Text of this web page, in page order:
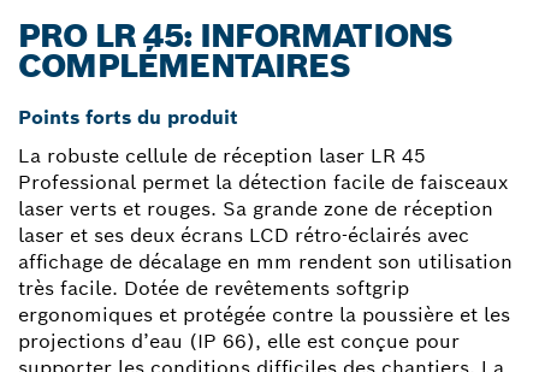
PRO LR 45: INFORMATIONS
COMPLÉMENTAIRES
Points forts du produit
La robuste cellule de réception laser LR 45
Professional permet la détection facile de faisceaux
laser verts et rouges. Sa grande zone de réception
laser et ses deux écrans LCD rétro-éclairés avec
affichage de décalage en mm rendent son utilisation
très facile. Dotée de revêtements softgrip
ergonomiques et protégée contre la poussière et les
projections d’eau (IP 66), elle est conçue pour